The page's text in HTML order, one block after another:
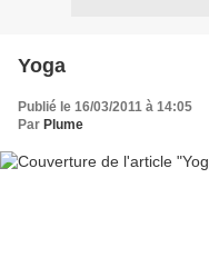
Yoga
Publié le 16/03/2011 à 14:05
Par Plume